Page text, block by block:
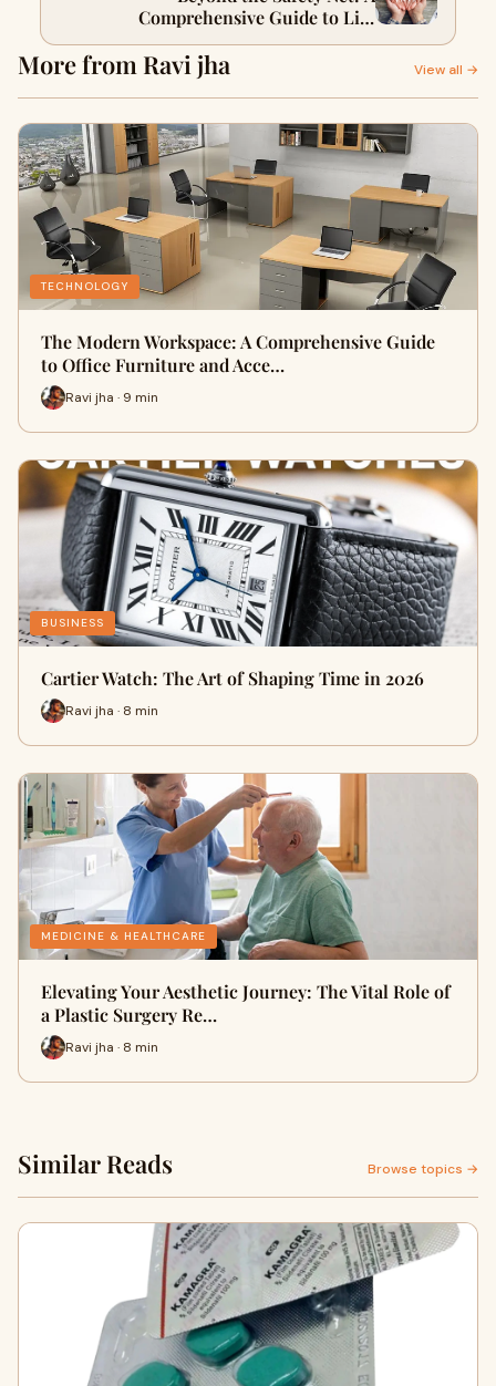
Comprehensive Guide to Life
Insurance in Minnesota
More from Ravi jha View all →
TECHNOLOGY
The Modern Workspace: A Comprehensive Guide
to Office Furniture and Acce…
Ravi jha · 9 min
BUSINESS
Cartier Watch: The Art of Shaping Time in 2026
Ravi jha · 8 min
MEDICINE & HEALTHCARE
Elevating Your Aesthetic Journey: The Vital Role of
a Plastic Surgery Re…
Ravi jha · 8 min
Similar Reads Browse topics →